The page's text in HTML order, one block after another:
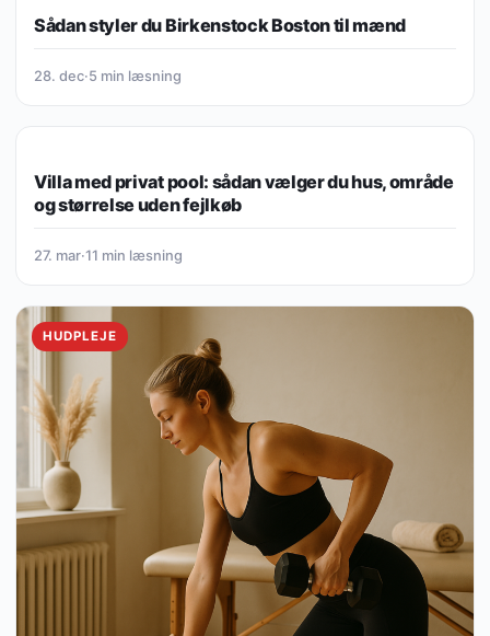
Sådan styler du Birkenstock Boston til mænd
28. dec·5 min læsning
Villa med privat pool: sådan vælger du hus, område
og størrelse uden fejlkøb
27. mar·11 min læsning
HUDPLEJE